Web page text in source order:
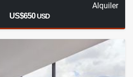
Alquiler
US$650USD